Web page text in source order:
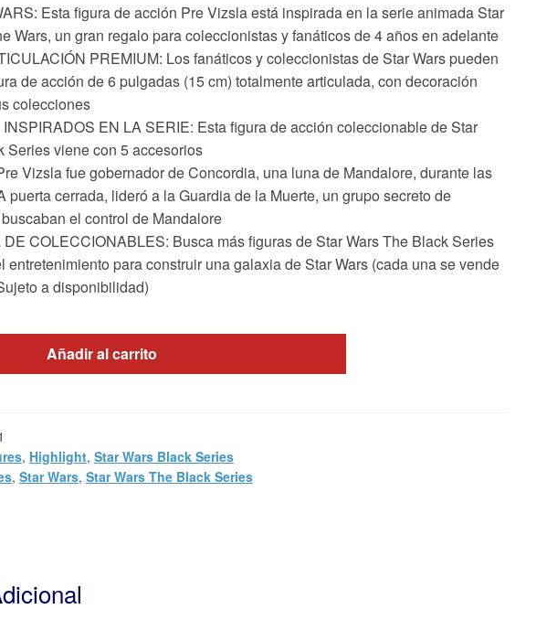
Esta figura de acción Pre Vizsla está inspirada en la serie animada Star
Wars, un gran regalo para coleccionistas y fanáticos de 4 años en adelante
PREMIUM: Los fanáticos y coleccionistas de Star Wars pueden
de acción de 6 pulgadas (15 cm) totalmente articulada, con decoración
colecciones
EN LA SERIE: Esta figura de acción coleccionable de Star
Series viene con 5 accesorios
Vizsla fue gobernador de Concordia, una luna de Mandalore, durante las
puerta cerrada, lideró a la Guardia de la Muerte, un grupo secreto de
el control de Mandalore
COLECCIONABLES: Busca más figuras de Star Wars The Black Series
entretenimiento para construir una galaxia de Star Wars (cada una se vende
a disponibilidad)
Añadir al carrito
, Highlight, Star Wars Black Series
, Star Wars, Star Wars The Black Series